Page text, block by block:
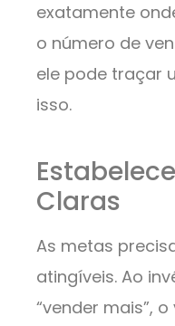
exatamente
o número de
ele pode traçar
isso.
Claras
As metas
atingíveis. Ao
“vender mais”,